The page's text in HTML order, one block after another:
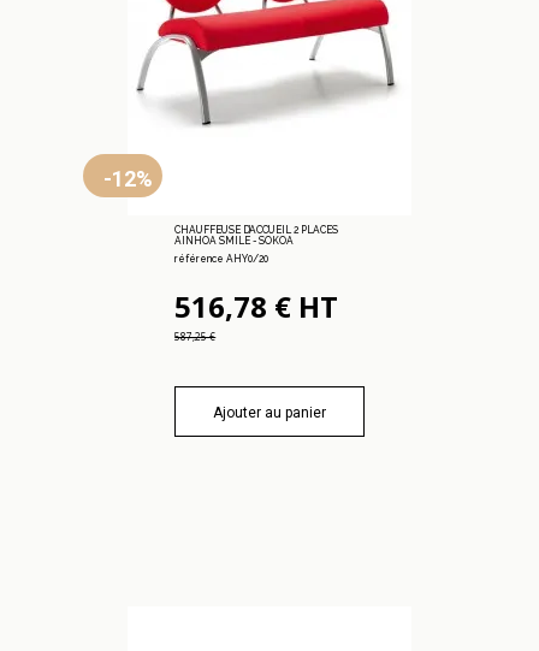
-12%
CHAUFFEUSE D’ACCUEIL 2 PLACES
AINHOA SMILE - SOKOA
référence AHY0/20
516,78 € HT
587,25 €
Ajouter au panier